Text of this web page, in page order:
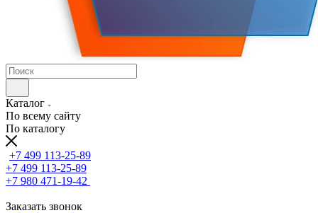
Каталог
По всему сайту
По каталогу
+7 499 113-25-89
+7 499 113-25-89
+7 980 471-19-42
Заказать звонок